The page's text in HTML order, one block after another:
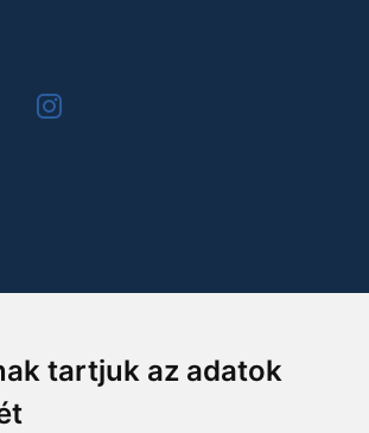
tartjuk az adatok